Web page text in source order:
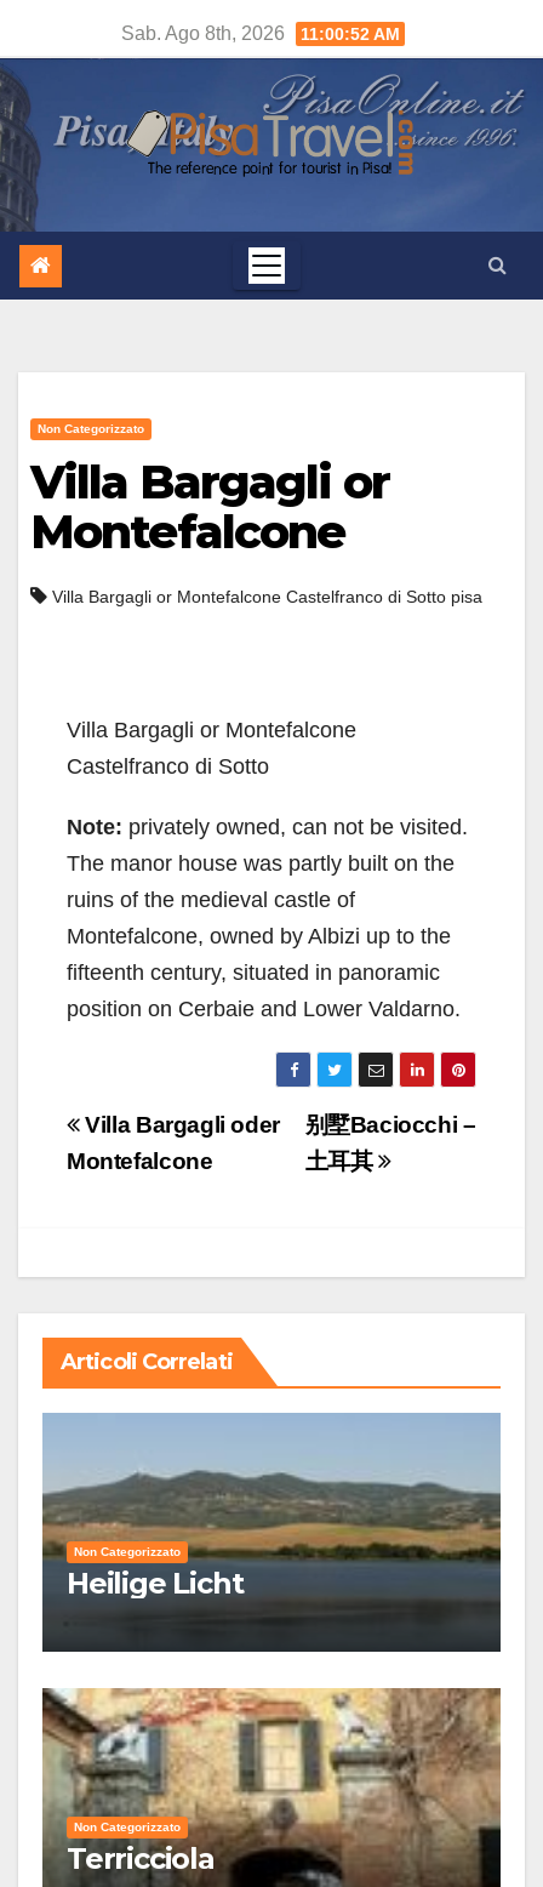
contenuto
Sab. Ago 8th, 2026 11:00:53 AM
Non Categorizzato
Villa Bargagli or
Montefalcone
Villa Bargagli or Montefalcone Castelfranco di Sotto pisa
Villa Bargagli or Montefalcone
Castelfranco di Sotto
Note: privately owned, can not be visited.
The manor house was partly built on the
ruins of the medieval castle of
Montefalcone, owned by Albizi up to the
fifteenth century, situated in panoramic
position on Cerbaie and Lower Valdarno.
Navigazione
articoli
别墅Baciocchi –
土耳其
Villa Bargagli oder
Montefalcone
Articoli Correlati
Non Categorizzato
Heilige Licht
Non Categorizzato
Terricciola